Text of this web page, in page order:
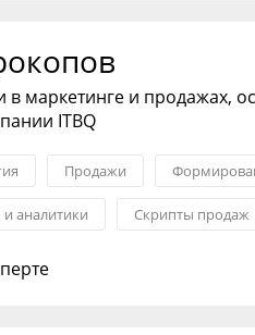
в маркетинге и продажах,
ITBQ
Продажи
и аналитики Скрипты продаж